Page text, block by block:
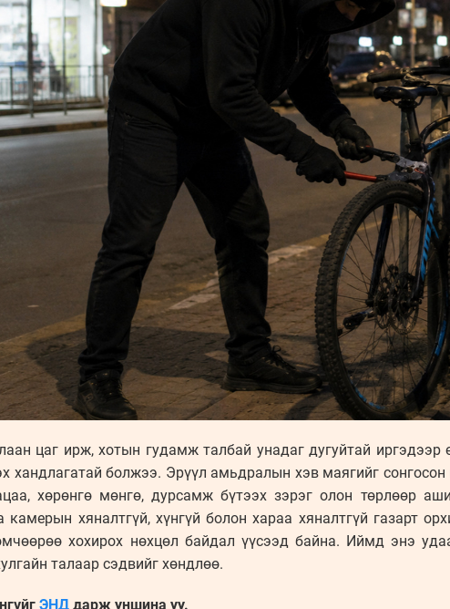
цаг ирж, хотын гудамж талбай унадаг дугуйтай
хандлагатай болжээ. Эрүүл амьдралын хэв маягийг сонгосон
хөрөнгө мөнгө, дурсамж бүтээх зэрэг олон төрлөөр
камерын хяналтгүй, хүнгүй болон хараа хяналтгүй газарт
хохирох нөхцөл байдал үүсээд байна. Иймд энэ
талаар сэдвийг хөндлөө.
ЭНД дарж уншина уу.